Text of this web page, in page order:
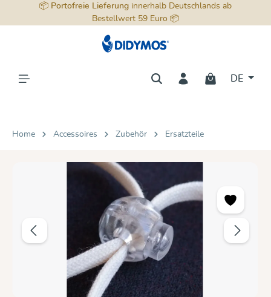
springen
📦 Portofreie Lieferung innerhalb Deutschlands ab
Bestellwert 59 Euro 📦
DE
Home Accessoires Zubehör Ersatzteile
Bildergalerie überspringen